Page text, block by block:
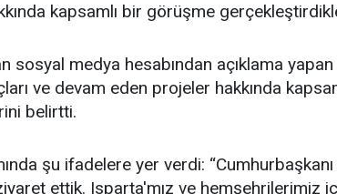
kapsamlı bir görüşme
sosyal medya hesabından açıklama
ve devam eden projeler hakkında
belirtti.
şu ifadelere yer verdi: “Cumhurbaşkanı
ettik. Isparta'mız ve hemşehrilerimiz